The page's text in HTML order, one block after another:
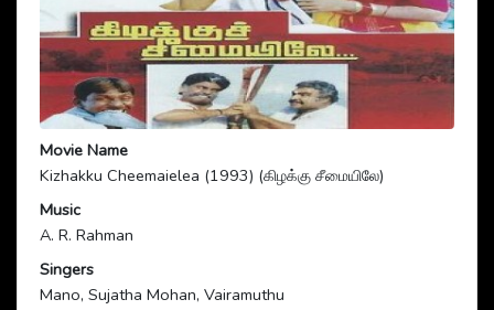
Movie Name
Kizhakku Cheemaielea (1993) (கிழக்கு சீமையிலே)
Music
A. R. Rahman
Singers
Mano, Sujatha Mohan, Vairamuthu